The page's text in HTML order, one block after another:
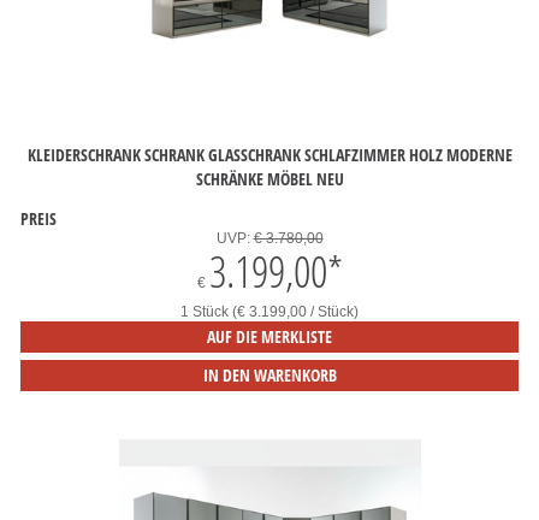
KLEIDERSCHRANK SCHRANK GLASSCHRANK SCHLAFZIMMER HOLZ MODERNE
SCHRÄNKE MÖBEL NEU
PREIS
UVP:€ 3.780,00
€ 3.199,00*
1 Stück (€ 3.199,00 / Stück)
AUF DIE MERKLISTE
IN DEN WARENKORB